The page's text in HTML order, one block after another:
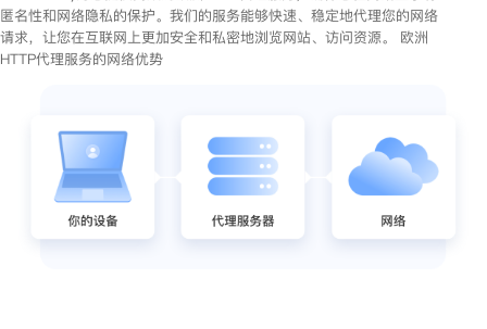
匿名性和网络隐私的保护。我们的服务能够快速、稳定地代理您的网络
请求，让您在互联网上更加安全和私密地浏览网站、访问资源。 欧洲
HTTP代理服务的网络优势